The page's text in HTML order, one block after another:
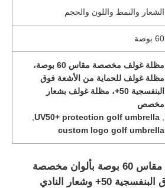
الشعار والنمط واللون والحجم
60 بوصة
مظلة غولف مخصصة مقاس 60 بوصة،
مظلة غولف للحماية من الأشعة فوق
البنفسجية 50+، مظلة غولف بشعار
مخصص
,
UV50+ protection golf umbrella
custom logo golf umbrella
مظلة جولف مخصصة مقاس 60 بوصة بألوان مخصصة
وحماية من الأشعة فوق البنفسجية 50+ وشعار النادي